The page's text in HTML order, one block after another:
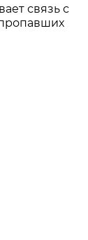
связь с